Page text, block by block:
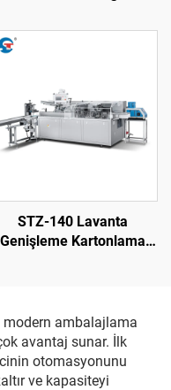
STZ-140 Lavanta
Genişleme Kartonlama
modern ambalajlama
avantaj sunar. İlk
otomasyonunu
ve kapasiteyi